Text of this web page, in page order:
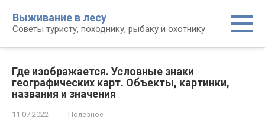
контенту
Выживание в лесу
Советы туристу, походнику, рыбаку и охотнику
Где изображается. Условные знаки
географических карт. Объекты, картинки,
названия и значения
11.07.2022 Полезное